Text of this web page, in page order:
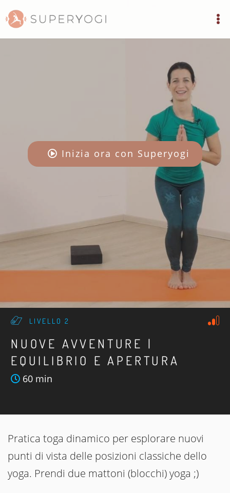
Inizia ora con Superyogi
LIVELLO 2
NUOVE AVVENTURE |
EQUILIBRIO E APERTURA
60 min
Pratica toga dinamico per esplorare nuovi
punti di vista delle posizioni classiche dello
yoga. Prendi due mattoni (blocchi) yoga ;)